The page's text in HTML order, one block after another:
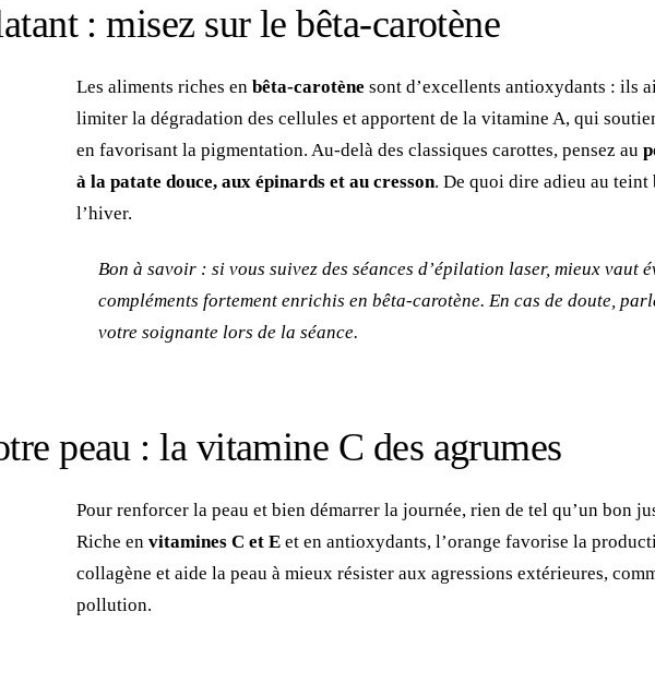
: misez sur le bêta-carotène
Les aliments riches en bêta-carotène sont d’excellents antioxydants : ils
limiter la dégradation des cellules et apportent de la vitamine A, qui
en favorisant la pigmentation. Au-delà des classiques carottes, pensez au
à la patate douce, aux épinards et au cresson. De quoi dire adieu au teint
l’hiver.
Bon à savoir : si vous suivez des séances d’épilation laser, mieux vaut
compléments fortement enrichis en bêta-carotène. En cas de doute,
votre soignante lors de la séance.
peau : la vitamine C des agrumes
Pour renforcer la peau et bien démarrer la journée, rien de tel qu’un bon
Riche en vitamines C et E et en antioxydants, l’orange favorise la
collagène et aide la peau à mieux résister aux agressions extérieures,
pollution.